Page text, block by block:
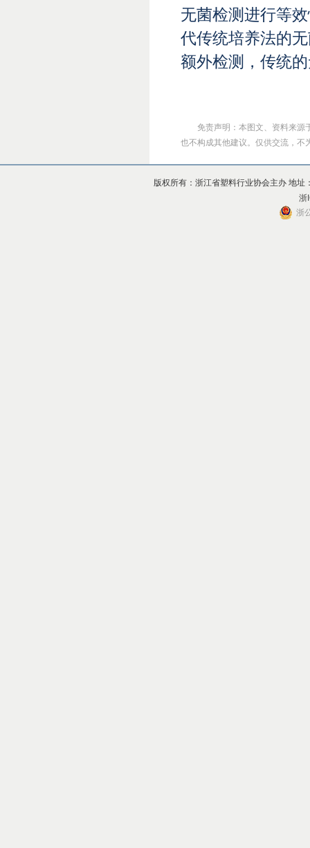
无菌检测进行等
代传统培养法的
额外检测，传统
免责声明：本图文、资料来源
也不构成其他建议。仅供交流，
版权所有：浙江省塑料行业协会主办 地
浙
浙